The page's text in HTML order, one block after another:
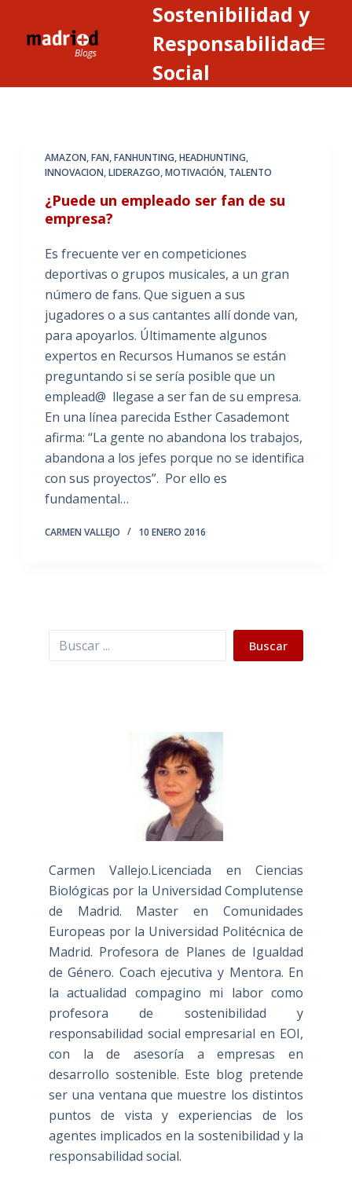
Sostenibilidad y
Responsabilidad
Social
AMAZON,FAN,FANHUNTING,HEADHUNTING,
INNOVACION,LIDERAZGO,MOTIVACIÓN, TALENTO
¿Puede un empleado ser fan de su
empresa?
Es frecuente ver en competiciones
deportivas o grupos musicales, a un gran
número de fans. Que siguen a sus
jugadores o a sus cantantes allí donde van,
para apoyarlos. Últimamente algunos
expertos en Recursos Humanos se están
preguntando si se sería posible que un
emplead@ llegase a ser fan de su empresa.
En una línea parecida Esther Casademont
afirma: “La gente no abandona los trabajos,
abandona a los jefes porque no se identifica
con sus proyectos”. Por ello es
fundamental…
CARMEN VALLEJO 10 ENERO 2016
Buscar Buscar
Carmen Vallejo.Licenciada en Ciencias
Biológicas por la Universidad Complutense
de Madrid. Master en Comunidades
Europeas por la Universidad Politécnica de
Madrid. Profesora de Planes de Igualdad
de Género. Coach ejecutiva y Mentora. En
la actualidad compagino mi labor como
profesora de sostenibilidad y
responsabilidad social empresarial en EOI,
con la de asesoría a empresas en
desarrollo sostenible. Este blog pretende
ser una ventana que muestre los distintos
puntos de vista y experiencias de los
agentes implicados en la sostenibilidad y la
responsabilidad social.